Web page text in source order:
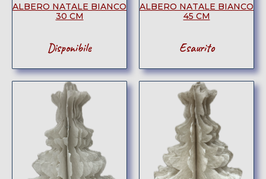
ALBERO NATALE BIANCO
30 CM
Disponibile
ALBERO NATALE BIANCO
45 CM
Esaurito